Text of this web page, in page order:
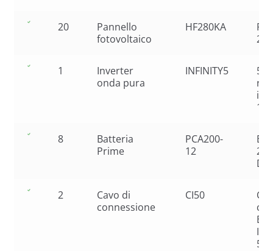
20
Pannello
fotovoltaico
HF280KA
1
Inverter
onda pura
INFINITY5
8
Batteria
Prime
PCA200-
12
2
Cavo di
connessione
CI50